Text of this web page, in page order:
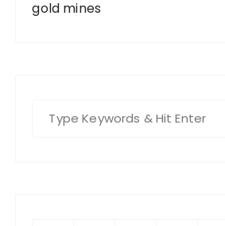
gold mines